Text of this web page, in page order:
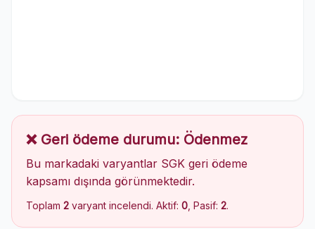
❌ Geri ödeme durumu: Ödenmez
Bu markadaki varyantlar SGK geri ödeme
kapsamı dışında görünmektedir.
Toplam 2 varyant incelendi. Aktif: 0 , Pasif: 2.